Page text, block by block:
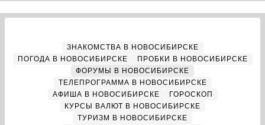
ЗНАКОМСТВА В НОВОСИБИРСКЕ
ПОГОДА В НОВОСИБИРСКЕ
ПРОБКИ В НОВОСИБИРСКЕ
ФОРУМЫ В НОВОСИБИРСКЕ
ТЕЛЕПРОГРАММА В НОВОСИБИРСКЕ
АФИША В НОВОСИБИРСКЕ
ГОРОСКОП
КУРСЫ ВАЛЮТ В НОВОСИБИРСКЕ
ТУРИЗМ В НОВОСИБИРСКЕ